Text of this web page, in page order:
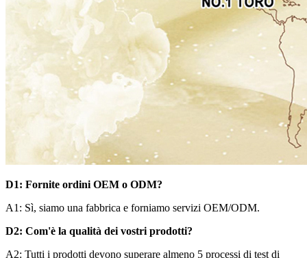
D1: Fornite ordini OEM o ODM?
A1: Sì, siamo una fabbrica e forniamo servizi OEM/ODM.
D2: Com'è la qualità dei vostri prodotti?
A2: Tutti i prodotti devono superare almeno 5 processi di test di